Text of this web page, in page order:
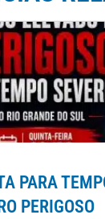
PARA
PERIGOSO